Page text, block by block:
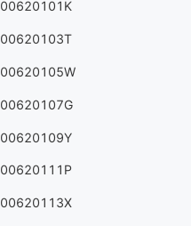
00620101K
00620103T
00620105W
00620107G
00620109Y
00620111P
00620113X